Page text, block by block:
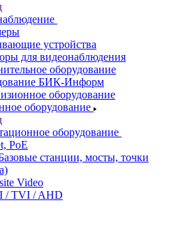
устройства
для видеонаблюдения
оборудование
БИК-Информ
оборудование
оборудование
оборудование
PoE
станции, мосты, точки
Video
/ TVI / AHD